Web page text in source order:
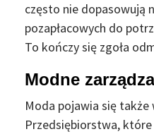
często nie dopasowują
pozapłacowych do
To kończy się zgoła
Modne
Moda pojawia się
Przedsiębiorstwa,